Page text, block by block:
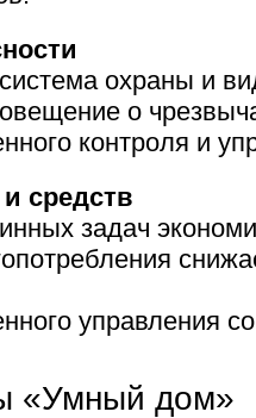
охраны и
о
контроля и
средств
задач
управления
«Умный дом»